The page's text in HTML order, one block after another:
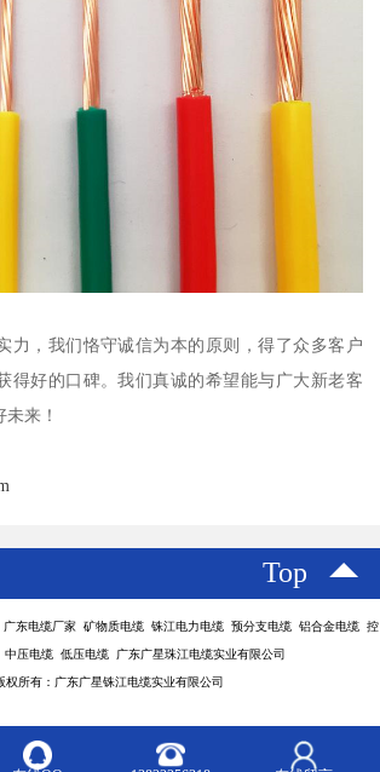
力，我们恪守诚信为本的原则，得了众多客户
得好的口碑。我们真诚的希望能与广大新老客
来！
Top
广东电缆厂家 矿物质电缆 铢江电力电缆 预分支电缆 铝合金电缆 控
中压电缆 低压电缆 广东广星珠江电缆实业有限公司
权所有：广东广星铢江电缆实业有限公司